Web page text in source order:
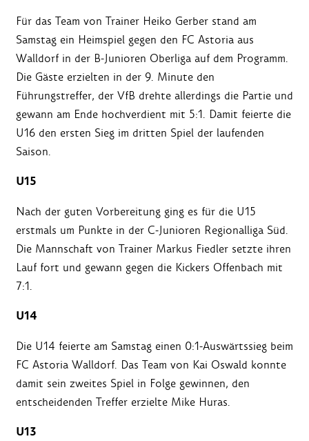
Für das Team von Trainer Heiko Gerber stand am
Samstag ein Heimspiel gegen den FC Astoria aus
Walldorf in der B-Junioren Oberliga auf dem Programm.
Die Gäste erzielten in der 9. Minute den
Führungstreffer, der VfB drehte allerdings die Partie und
gewann am Ende hochverdient mit 5:1. Damit feierte die
U16 den ersten Sieg im dritten Spiel der laufenden
Saison.
U15
Nach der guten Vorbereitung ging es für die U15
erstmals um Punkte in der C-Junioren Regionalliga Süd.
Die Mannschaft von Trainer Markus Fiedler setzte ihren
Lauf fort und gewann gegen die Kickers Offenbach mit
7:1.
U14
Die U14 feierte am Samstag einen 0:1-Auswärtssieg beim
FC Astoria Walldorf. Das Team von Kai Oswald konnte
damit sein zweites Spiel in Folge gewinnen, den
entscheidenden Treffer erzielte Mike Huras.
U13